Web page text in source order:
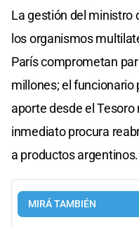
La gestión del ministro
los organismos
París comprometan
millones; el funcionario
aporte desde el
inmediato procura
a productos argentinos.
MIRÁ TAMBIÉN